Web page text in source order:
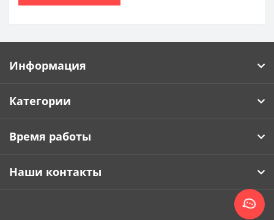
Информация
Категории
Время работы
Наши контакты